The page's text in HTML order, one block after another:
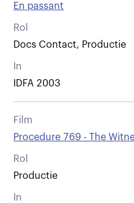
En passant
Rol
Docs Contact, Productie
In
IDFA 2003
Film
Procedure 769 - The
Rol
Productie
In